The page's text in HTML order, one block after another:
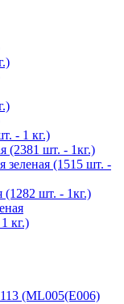
- 1 кг.)
(2381 шт. - 1кг.)
зеленая (1515 шт. -
(1282 шт. - 1кг.)
кг.)
(ML005(E006)